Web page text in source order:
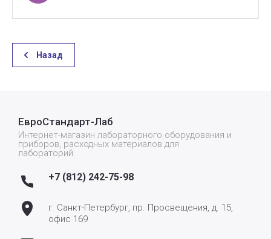
Назад
ЕвроСтандарт-Лаб
Интернет-магазин лабораторного оборудования и
приборов, расходных материалов для
лабораторий
+7 (812) 242-75-98
г. Санкт-Петербург, пр. Просвещения, д. 15,
офис 169